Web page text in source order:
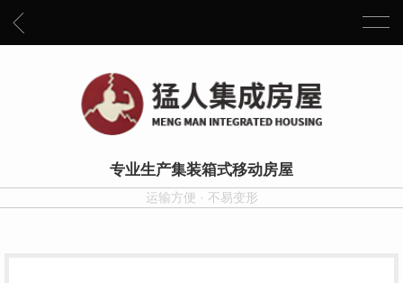
专业生产集装箱式移动房屋
运输方便 · 不易变形